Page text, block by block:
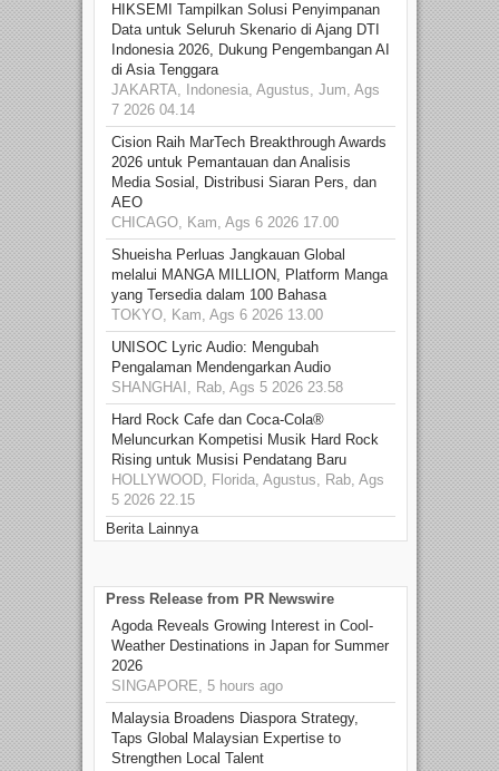
HIKSEMI Tampilkan Solusi Penyimpanan
Data untuk Seluruh Skenario di Ajang DTI
Indonesia 2026, Dukung Pengembangan AI
di Asia Tenggara
JAKARTA, Indonesia, Agustus, Jum, Ags
7 2026 04.14
Cision Raih MarTech Breakthrough Awards
2026 untuk Pemantauan dan Analisis
Media Sosial, Distribusi Siaran Pers, dan
AEO
CHICAGO, Kam, Ags 6 2026 17.00
Shueisha Perluas Jangkauan Global
melalui MANGA MILLION, Platform Manga
yang Tersedia dalam 100 Bahasa
TOKYO, Kam, Ags 6 2026 13.00
UNISOC Lyric Audio: Mengubah
Pengalaman Mendengarkan Audio
SHANGHAI, Rab, Ags 5 2026 23.58
Hard Rock Cafe dan Coca-Cola®
Meluncurkan Kompetisi Musik Hard Rock
Rising untuk Musisi Pendatang Baru
HOLLYWOOD, Florida, Agustus, Rab, Ags
5 2026 22.15
Berita Lainnya
Press Release from PR Newswire
Agoda Reveals Growing Interest in Cool-
Weather Destinations in Japan for Summer
2026
SINGAPORE, 5 hours ago
Malaysia Broadens Diaspora Strategy,
Taps Global Malaysian Expertise to
Strengthen Local Talent